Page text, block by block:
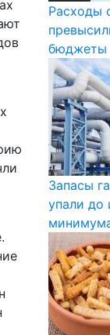
Расходы
бюджеты
Запасы
упали до